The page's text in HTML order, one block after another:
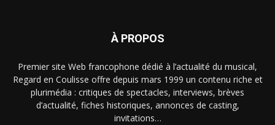
À PROPOS
Premier site Web francophone dédié à l’actualité du musical,
Regard en Coulisse offre depuis mars 1999 un contenu riche et
plurimédia : critiques de spectacles, interviews, brèves
d’actualité, fiches historiques, annonces de casting,
invitations…